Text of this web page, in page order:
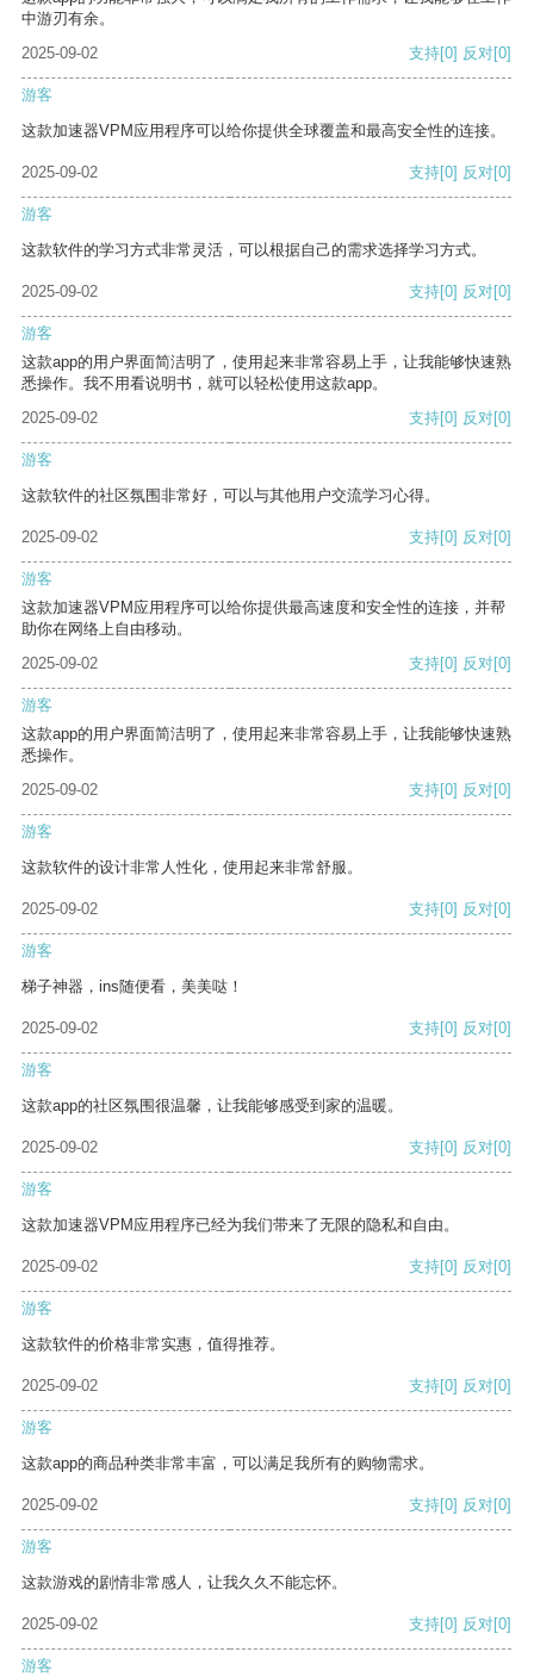
中游刃有余。
2025-09-02
支持[0] 反对[0]
游客
这款加速器VPM应用程序可以给你提供全球覆盖和最高安全性的连接。
2025-09-02 支持[0] 反对[0]
游客
这款软件的学习方式非常灵活，可以根据自己的需求选择学习方式。
2025-09-02 支持[0] 反对[0]
游客
这款app的用户界面简洁明了，使用起来非常容易上手，让我能够快速熟
悉操作。我不用看说明书，就可以轻松使用这款app。
2025-09-02
支持[0] 反对[0]
游客
这款软件的社区氛围非常好，可以与其他用户交流学习心得。
2025-09-02 支持[0] 反对[0]
游客
这款加速器VPM应用程序可以给你提供最高速度和安全性的连接，并帮
助你在网络上自由移动。
2025-09-02
支持[0] 反对[0]
游客
这款app的用户界面简洁明了，使用起来非常容易上手，让我能够快速熟
悉操作。
2025-09-02
支持[0] 反对[0]
游客
这款软件的设计非常人性化，使用起来非常舒服。
2025-09-02 支持[0] 反对[0]
游客
梯子神器，ins随便看，美美哒！
2025-09-02 支持[0] 反对[0]
游客
这款app的社区氛围很温馨，让我能够感受到家的温暖。
2025-09-02 支持[0] 反对[0]
游客
这款加速器VPM应用程序已经为我们带来了无限的隐私和自由。
2025-09-02 支持[0] 反对[0]
游客
这款软件的价格非常实惠，值得推荐。
2025-09-02 支持[0] 反对[0]
游客
这款app的商品种类非常丰富，可以满足我所有的购物需求。
2025-09-02 支持[0] 反对[0]
游客
这款游戏的剧情非常感人，让我久久不能忘怀。
2025-09-02 支持[0] 反对[0]
游客